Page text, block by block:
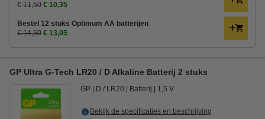
€ 11,50 € 10,35
Bestel 12 stuks Optimum AA batterijen
€ 14,50 € 13,05
GP Ultra G-Tech LR20 / D Alkaline Batterij 2 stuks
GP D / LR20 Batterij 1,5 V
Bekijk de specificaties en beschrijving